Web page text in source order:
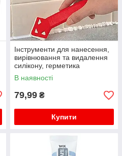
Інструменти для нанесення,
вирівнювання та видалення
силікону, герметика
В наявності
79,99 ₴
Купити